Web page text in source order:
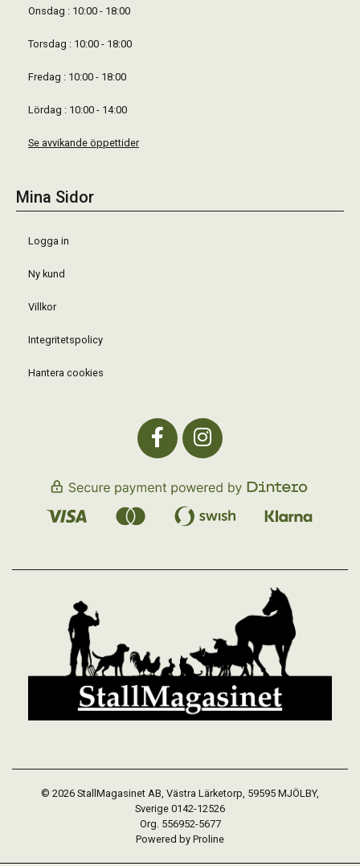
Onsdag : 10:00 - 18:00
Torsdag : 10:00 - 18:00
Fredag : 10:00 - 18:00
Lördag : 10:00 - 14:00
Se avvikande öppettider
Mina Sidor
Logga in
Ny kund
Villkor
Integritetspolicy
Hantera cookies
© 2026 StallMagasinet AB, Västra Lärketorp, 59595 MJÖLBY,
Sverige 0142-12526
Org. 556952-5677
Powered by Proline